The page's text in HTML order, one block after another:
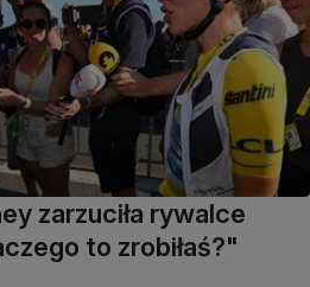
zarzuciła rywalce
to zrobiłaś?"